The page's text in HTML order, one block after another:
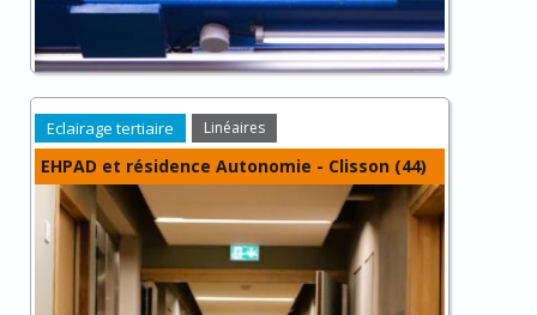
Eclairage tertiaire Linéaires
EHPAD et résidence Autonomie - Clisson (44)